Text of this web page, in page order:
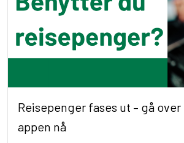
Reisepenger fases ut – gå over
appen nå